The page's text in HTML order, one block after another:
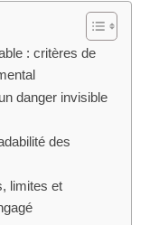
: critères de
danger invisible
des
limites et